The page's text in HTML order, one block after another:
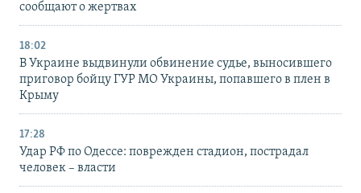
сообщают о жертвах
18:02
В Украине выдвинули обвинение судье, выносившего
приговор бойцу ГУР МО Украины, попавшего в плен в
Крыму
17:28
Удар РФ по Одессе: поврежден стадион, пострадал
человек – власти